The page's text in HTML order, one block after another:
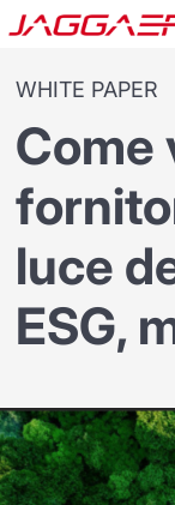
WHITE PAPER
Come
luce
ESG,